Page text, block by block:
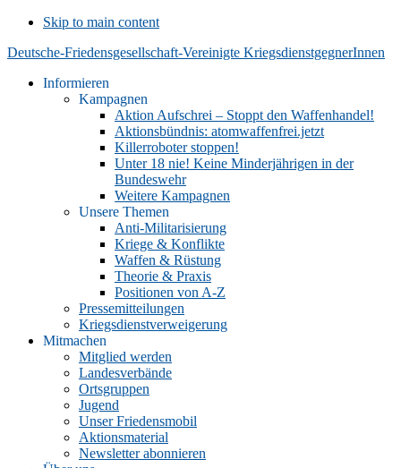
Skip to main content
Deutsche-Friedensgesellschaft-Vereinigte KriegsdienstgegnerInnen
Informieren
Kampagnen
Aktion Aufschrei – Stoppt den Waffenhandel!
Aktionsbündnis: atomwaffenfrei.jetzt
Killerroboter stoppen!
Unter 18 nie! Keine Minderjährigen in der
Bundeswehr
Weitere Kampagnen
Unsere Themen
Anti-Militarisierung
Kriege & Konflikte
Waffen & Rüstung
Theorie & Praxis
Positionen von A-Z
Pressemitteilungen
Kriegsdienstverweigerung
Mitmachen
Mitglied werden
Landesverbände
Ortsgruppen
Jugend
Unser Friedensmobil
Aktionsmaterial
Newsletter abonnieren